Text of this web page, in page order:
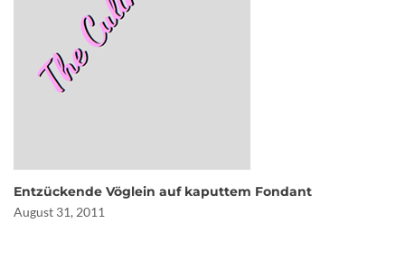
Entzückende Vöglein auf kaputtem Fondant
August 31, 2011